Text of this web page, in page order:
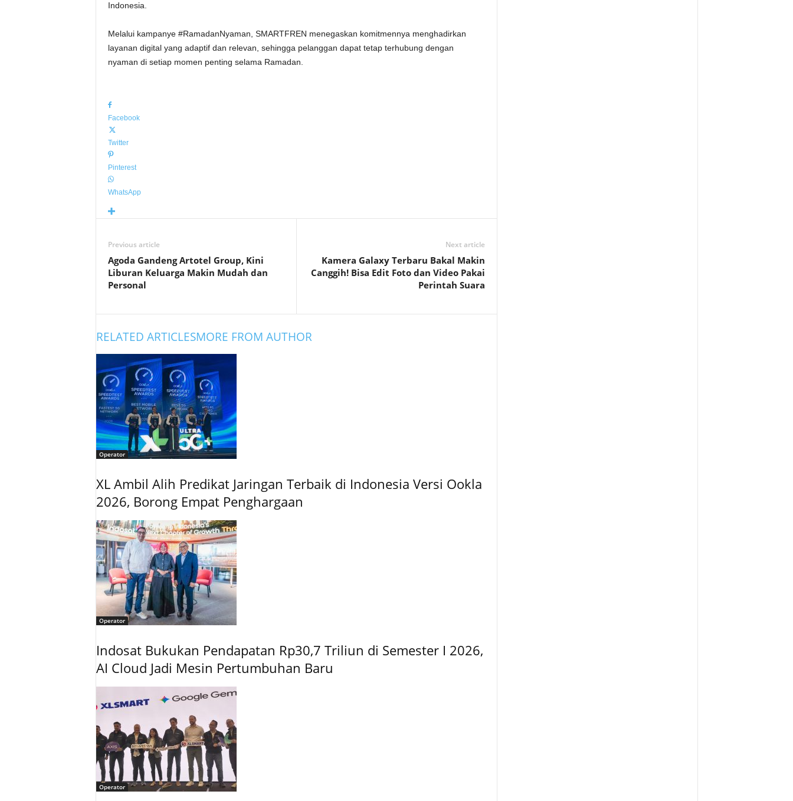
Indonesia.
Melalui kampanye #RamadanNyaman, SMARTFREN menegaskan komitmennya menghadirkan
layanan digital yang adaptif dan relevan, sehingga pelanggan dapat tetap terhubung dengan
nyaman di setiap momen penting selama Ramadan.
Facebook
Twitter
Pinterest
WhatsApp
Previous article
Agoda Gandeng Artotel Group, Kini
Liburan Keluarga Makin Mudah dan
Personal
Next article
Kamera Galaxy Terbaru Bakal Makin
Canggih! Bisa Edit Foto dan Video Pakai
Perintah Suara
RELATED ARTICLESMORE FROM AUTHOR
Operator
XL Ambil Alih Predikat Jaringan Terbaik di Indonesia Versi Ookla
2026, Borong Empat Penghargaan
Operator
Indosat Bukukan Pendapatan Rp30,7 Triliun di Semester I 2026,
AI Cloud Jadi Mesin Pertumbuhan Baru
Operator